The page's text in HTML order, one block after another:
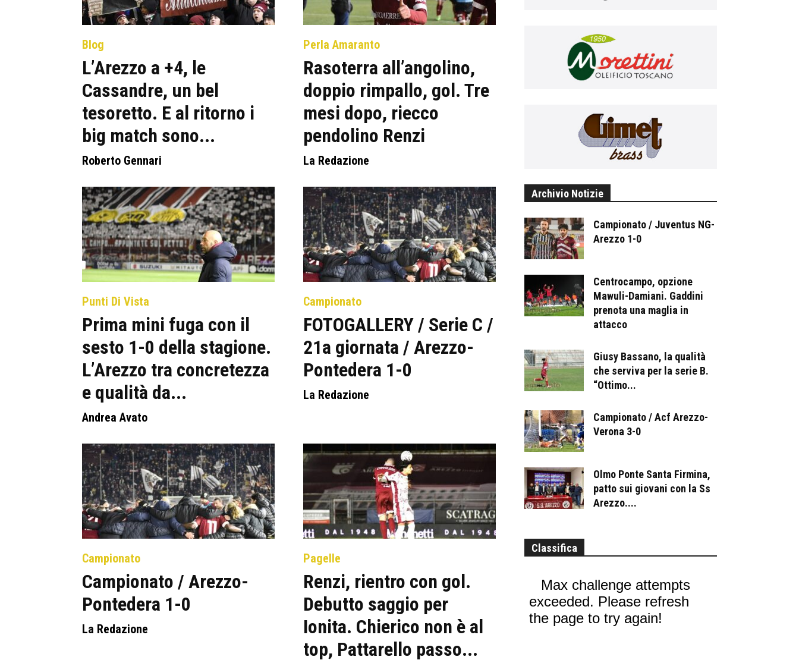
Blog
L’Arezzo a +4, le
Cassandre, un bel
tesoretto. E al ritorno i
big match sono...
Roberto Gennari
Perla Amaranto
Rasoterra all’angolino,
doppio rimpallo, gol. Tre
mesi dopo, riecco
pendolino Renzi
La Redazione
Punti Di Vista
Prima mini fuga con il
sesto 1-0 della stagione.
L’Arezzo tra concretezza
e qualità da...
Andrea Avato
Campionato
FOTOGALLERY / Serie C /
21a giornata / Arezzo-
Pontedera 1-0
La Redazione
Campionato
Campionato / Arezzo-
Pontedera 1-0
La Redazione
Pagelle
Renzi, rientro con gol.
Debutto saggio per
Ionita. Chierico non è al
top, Pattarello passo...
Archivio Notizie
Campionato / Juventus NG-
Arezzo 1-0
Centrocampo, opzione
Mawuli-Damiani. Gaddini
prenota una maglia in
attacco
Giusy Bassano, la qualità
che serviva per la serie B.
“Ottimo...
Campionato / Acf Arezzo-
Verona 3-0
Olmo Ponte Santa Firmina,
patto sui giovani con la Ss
Arezzo....
Classifica